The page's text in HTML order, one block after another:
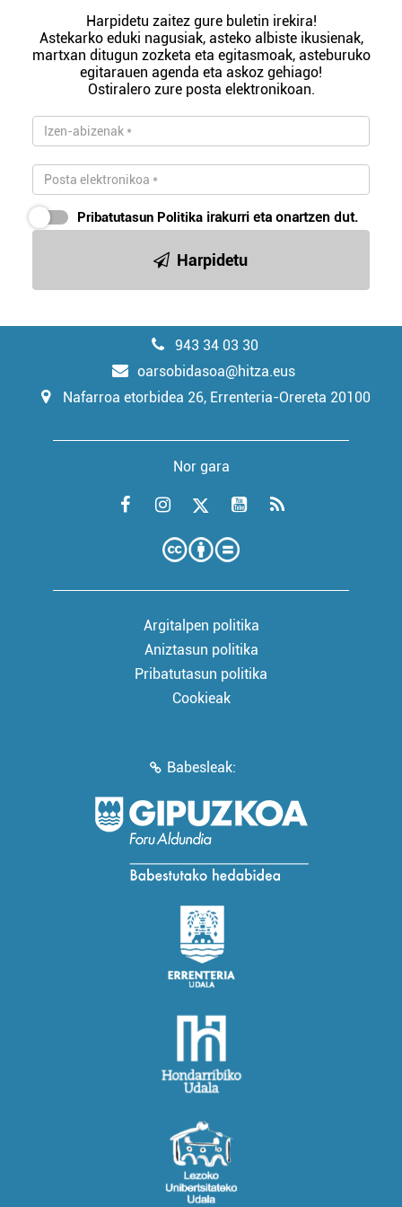
Harpidetu zaitez gure buletin irekira!
Astekarko eduki nagusiak, asteko albiste ikusienak,
martxan ditugun zozketa eta egitasmoak, asteburuko
egitarauen agenda eta askoz gehiago!
Ostiralero zure posta elektronikoan.
Pribatutasun Politika irakurri eta onartzen dut.
Harpidetu
943 34 03 30
oarsobidasoa@hitza.eus
Nafarroa etorbidea 26, Errenteria-Orereta 20100
Nor gara
Argitalpen politika
Aniztasun politika
Pribatutasun politika
Cookieak
Babesleak: